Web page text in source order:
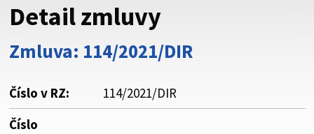
Buďte pozorní a vždy sa uistite, že zdieľate informácie iba
cez zabezpečenú webovú stránku. Zabezpečená stránka
vždy začína https:// pred názvom domény webového sídla.
Detail zmluvy
Zmluva: 114/2021/DIR
Číslo v RZ:
114/2021/DIR
Číslo